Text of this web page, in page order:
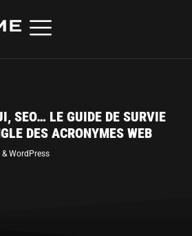
SEO… LE GUIDE DE SURVIE
DES ACRONYMES WEB
WordPress